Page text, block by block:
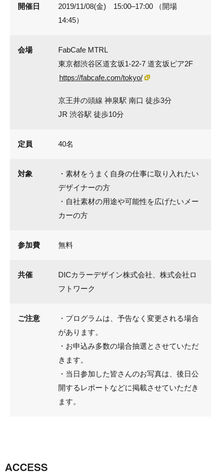
開催日
2019/11/08(金) 15:00–17:00 （開場
14:45）
会場
FabCafe MTRL
東京都渋谷区道玄坂1-22-7 道玄坂ピア2F
https://fabcafe.com/tokyo/
京王井の頭線 神泉駅 南口 徒歩3分
JR 渋谷駅 徒歩10分
定員 40名
対象
・素材をうまく自身の仕事に取り入れたい
デザイナーの方
・自社素材の用途や可能性を広げたいメー
カーの方
参加費 無料
共催
DICカラーデザイン株式会社、株式会社ロ
フトワーク
ご注意
・プログラムは、予告なく変更される場合
があります。
・お申込み多数の場合抽選とさせていただ
きます。
・当日参加した皆さんのお写真は、後日公
開するレポートなどに掲載させていただき
ます。
ACCESS